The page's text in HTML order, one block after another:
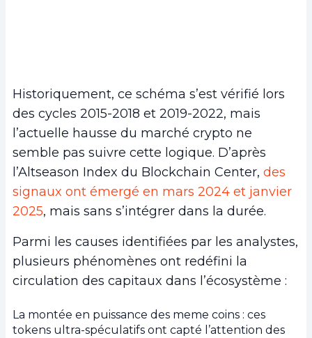
Historiquement, ce schéma s’est vérifié lors
des cycles 2015-2018 et 2019-2022, mais
l’actuelle hausse du marché crypto ne
semble pas suivre cette logique. D’après
l’Altseason Index du Blockchain Center, des
signaux ont émergé en mars 2024 et janvier
2025, mais sans s’intégrer dans la durée.
Parmi les causes identifiées par les analystes,
plusieurs phénomènes ont redéfini la
circulation des capitaux dans l’écosystème :
La montée en puissance des meme coins : ces
tokens ultra-spéculatifs ont capté l’attention des